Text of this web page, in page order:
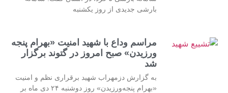
بارشی جدیدی از روز یکشنبه
مراسم وداع با شهید امنیت «بهرام پنجه
ورزیدن» صبح امروز در گتوند برگزار
شد
به گزارش دزمهراب شهید برقراری نظم و امنیت
«بهرام پنجه‌ورزیدن» روز دوشنبه ۲۴ دی ماه بر